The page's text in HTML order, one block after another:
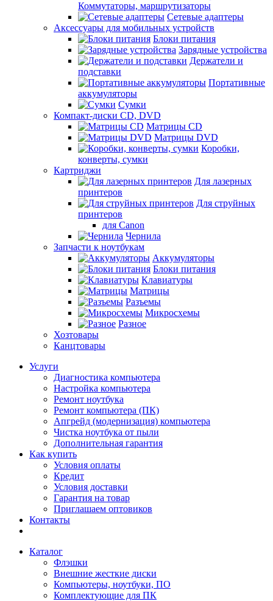
Коммутаторы, маршрутизаторы
Сетевые адаптеры
Аксессуары для мобильных устройств
Блоки питания
Зарядные устройства
Держатели и
подставки
Портативные
аккумуляторы
Сумки
Компакт-диски CD, DVD
Матрицы CD
Матрицы DVD
Коробки,
конверты, сумки
Картриджи
Для лазерных
принтеров
Для струйных
принтеров
для Canon
Чернила
Запчасти к ноутбукам
Аккумуляторы
Блоки питания
Клавиатуры
Матрицы
Разъемы
Микросхемы
Разное
Хозтовары
Канцтовары
Услуги
Диагностика компьютера
Настройка компьютера
Ремонт ноутбука
Ремонт компьютера (ПК)
Апгрейд (модернизация) компьютера
Чистка ноутбука от пыли
Дополнительная гарантия
Как купить
Условия оплаты
Кредит
Условия доставки
Гарантия на товар
Приглашаем оптовиков
Контакты
Каталог
Флэшки
Внешние жесткие диски
Компьютеры, ноутбуки, ПО
Комплектующие для ПК